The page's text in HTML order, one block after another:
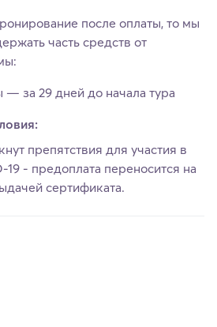
после оплаты, то мы
часть средств от
за 29 дней до начала тура
препятствия для участия в
19 - предоплата переносится на
сертификата.